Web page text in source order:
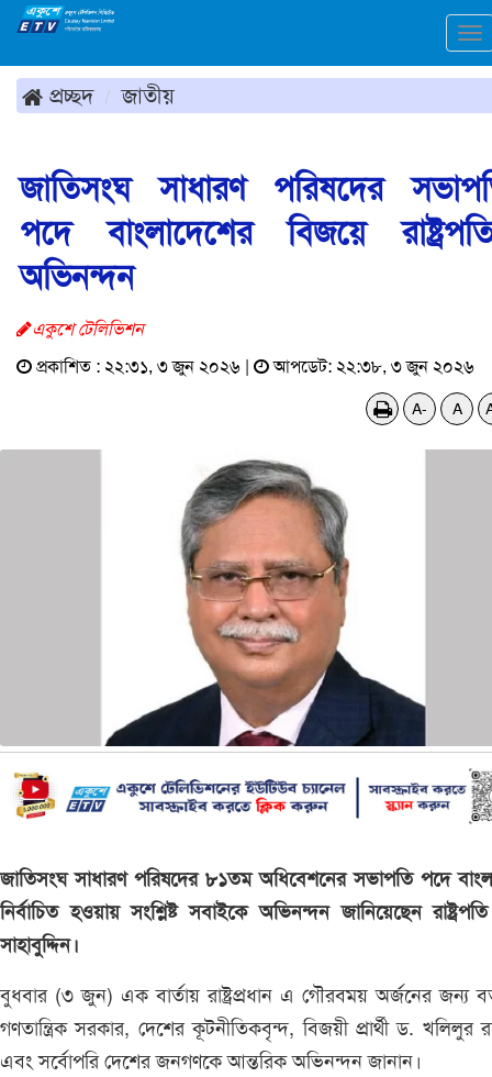
প্রচ্ছদ জাতীয়
জাতিসংঘ সাধারণ পরিষদের
পদে বাংলাদেশের বিজয়ে
অভিনন্দন
একুশে টেলিভিশন
প্রকাশিত : ২২:৩১, ৩ জুন ২০২৬ |
আপডেট: ২২:৩৮, ৩ জুন ২০২৬
A- A
জাতিসংঘ সাধারণ পরিষদের ৮১তম অধিবেশনের সভাপতি পদে
নির্বাচিত হওয়ায় সংশ্লিষ্ট সবাইকে অভিনন্দন জানিয়েছেন
সাহাবুদ্দিন।
বুধবার (৩ জুন) এক বার্তায় রাষ্ট্রপ্রধান এ গৌরবময় অর্জনের জন্য
গণতান্ত্রিক সরকার, দেশের কূটনীতিকবৃন্দ, বিজয়ী প্রার্থী ড. খলিলুর
এবং সর্বোপরি দেশের জনগণকে আন্তরিক অভিনন্দন জানান।